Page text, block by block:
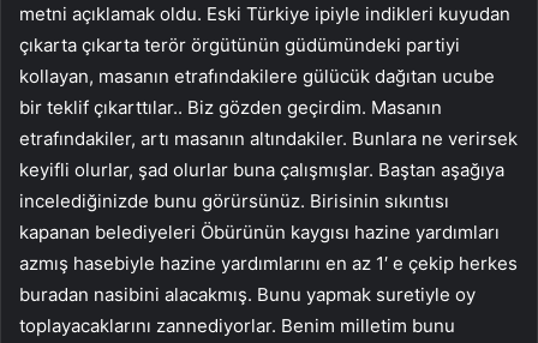
metni açıklamak oldu. Eski Türkiye ipiyle indikleri kuyudan
çıkarta çıkarta terör örgütünün güdümündeki partiyi
kollayan, masanın etrafındakilere gülücük dağıtan ucube
bir teklif çıkarttılar.. Biz gözden geçirdim. Masanın
etrafındakiler, artı masanın altındakiler. Bunlara ne verirsek
keyifli olurlar, şad olurlar buna çalışmışlar. Baştan aşağıya
incelediğinizde bunu görürsünüz. Birisinin sıkıntısı
kapanan belediyeleri Öbürünün kaygısı hazine yardımları
azmış hasebiyle hazine yardımlarını en az 1′ e çekip herkes
buradan nasibini alacakmış. Bunu yapmak suretiyle oy
toplayacaklarını zannediyorlar. Benim milletim bunu